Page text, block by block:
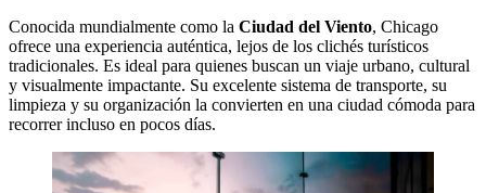
Conocida mundialmente como la Ciudad del Viento, Chicago
ofrece una experiencia auténtica, lejos de los clichés turísticos
tradicionales. Es ideal para quienes buscan un viaje urbano, cultural
y visualmente impactante. Su excelente sistema de transporte, su
limpieza y su organización la convierten en una ciudad cómoda para
recorrer incluso en pocos días.